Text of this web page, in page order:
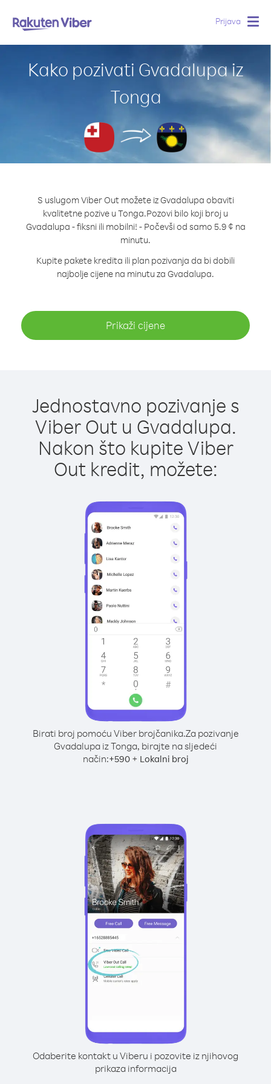
Prijava
Kako pozivati Gvadalupa iz
Tonga
S uslugom Viber Out možete iz Gvadalupa obaviti
kvalitetne pozive u Tonga.Pozovi bilo koji broj u
Gvadalupa - fiksni ili mobilni! - Počevši od samo 5.9 ¢ na
minutu.
Kupite pakete kredita ili plan pozivanja da bi dobili
najbolje cijene na minutu za Gvadalupa.
Prikaži cijene
Jednostavno pozivanje s
Viber Out u Gvadalupa.
Nakon što kupite Viber
Out kredit, možete:
Birati broj pomoću Viber brojčanika.Za pozivanje
Gvadalupa iz Tonga, birajte na sljedeći
način:+590+ Lokalni broj
Odaberite kontakt u Viberu i pozovite iz njihovog
prikaza informacija